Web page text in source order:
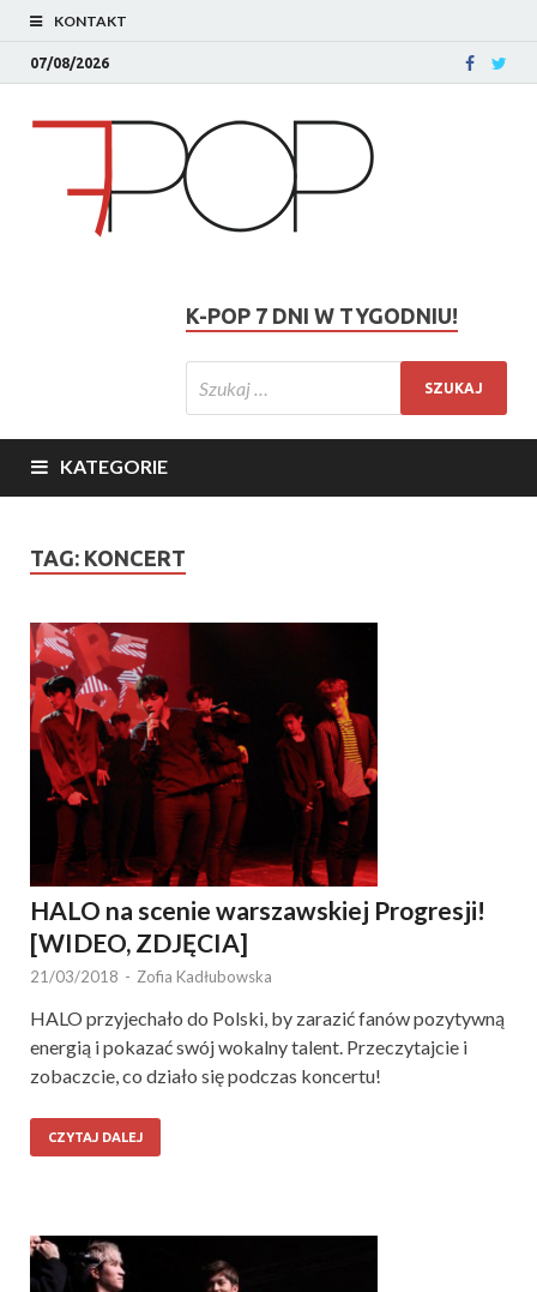
KONTAKT
07/08/2026
K-POP 7 DNI W TYGODNIU!
KATEGORIE
TAG: KONCERT
HALO na scenie warszawskiej Progresji!
[WIDEO, ZDJĘCIA]
21/03/2018 - Zofia Kadłubowska
HALO przyjechało do Polski, by zarazić fanów pozytywną
energią i pokazać swój wokalny talent. Przeczytajcie i
zobaczcie, co działo się podczas koncertu!
CZYTAJ DALEJ